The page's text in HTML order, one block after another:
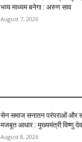
भव्य माध्यम बनेगा : अरुण साव
August 7, 2026
सेन समाज सनातन परंपराओं और
मजबूत आधार : मुख्यमंत्री विष्णु
August 8, 2026